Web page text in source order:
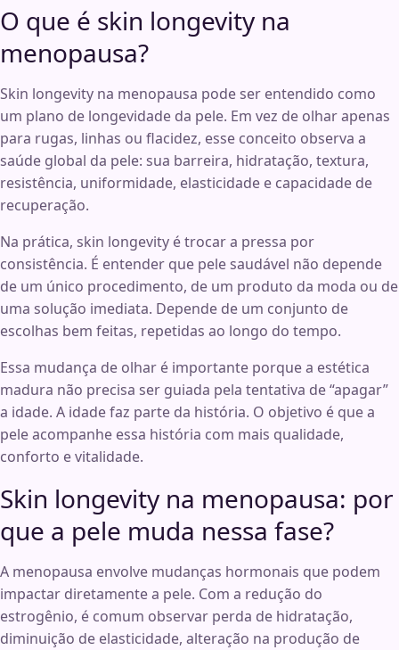
O que é skin longevity na
menopausa?
Skin longevity na menopausa pode ser entendido como
um plano de longevidade da pele. Em vez de olhar apenas
para rugas, linhas ou flacidez, esse conceito observa a
saúde global da pele: sua barreira, hidratação, textura,
resistência, uniformidade, elasticidade e capacidade de
recuperação.
Na prática, skin longevity é trocar a pressa por
consistência. É entender que pele saudável não depende
de um único procedimento, de um produto da moda ou de
uma solução imediata. Depende de um conjunto de
escolhas bem feitas, repetidas ao longo do tempo.
Essa mudança de olhar é importante porque a estética
madura não precisa ser guiada pela tentativa de “apagar”
a idade. A idade faz parte da história. O objetivo é que a
pele acompanhe essa história com mais qualidade,
conforto e vitalidade.
Skin longevity na menopausa: por
que a pele muda nessa fase?
A menopausa envolve mudanças hormonais que podem
impactar diretamente a pele. Com a redução do
estrogênio, é comum observar perda de hidratação,
diminuição de elasticidade, alteração na produção de